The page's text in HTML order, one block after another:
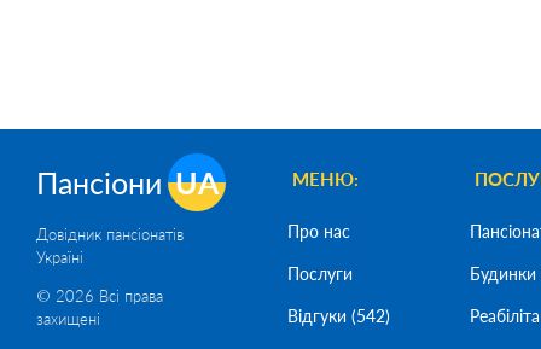
Пансіони UA
Довідник пансіонатів
Україні
© 2026 Всі права
захищені
МЕНЮ:
Про нас
Послуги
Відгуки (542)
Будинки